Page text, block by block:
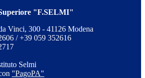
"F.SELMI"
Vinci, 300 - 41126 Modena
/ +39 059 352616
Selmi
"PagoPA"